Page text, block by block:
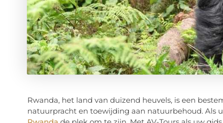
Rwanda, het land van duizend heuvels, is een
natuurpracht en toewijding aan natuurbehoud. Als